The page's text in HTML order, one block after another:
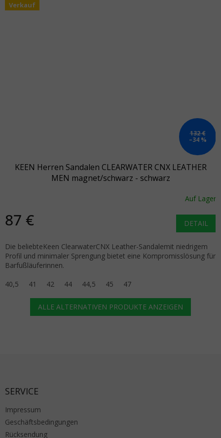
Verkauf
132 €
–34 %
KEEN Herren Sandalen CLEARWATER CNX LEATHER
MEN magnet/schwarz - schwarz
Auf Lager
87 € DETAIL
Die beliebteKeen ClearwaterCNX Leather-Sandalemit niedrigem
Profil und minimaler Sprengung bietet eine Kompromisslösung für
Barfußläuferinnen.
40,5
41 42 44 44,5 45 47
ALLE ALTERNATIVEN PRODUKTE ANZEIGEN
SERVICE
Impressum
Geschäftsbedingungen
Rücksendung